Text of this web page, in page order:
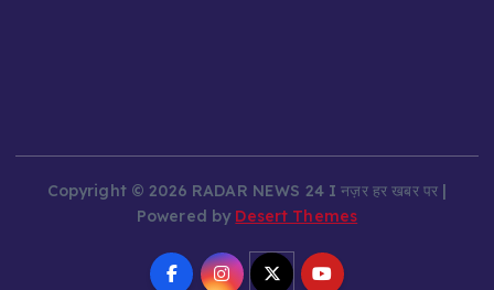
Copyright © 2026 RADAR NEWS 24 I नज़र हर खबर पर |
Powered by Desert Themes